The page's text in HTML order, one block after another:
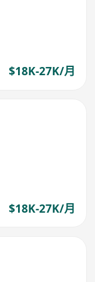
$18K-27K/月
$18K-27K/月